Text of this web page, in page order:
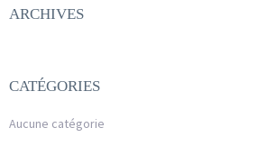
ARCHIVES
CATÉGORIES
Aucune catégorie